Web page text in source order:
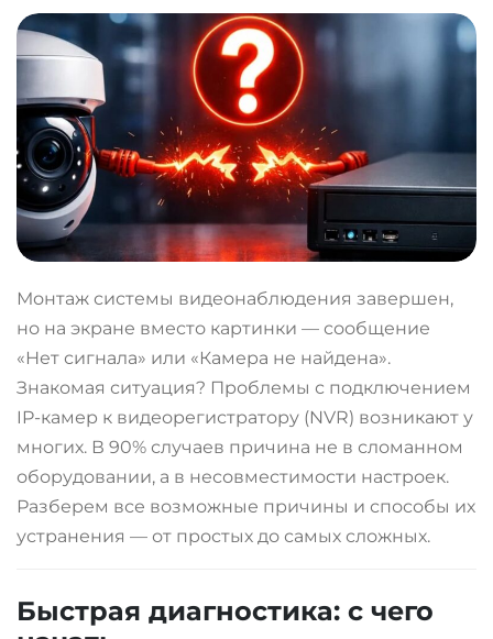
Монтаж системы видеонаблюдения завершен,
но на экране вместо картинки — сообщение
«Нет сигнала» или «Камера не найдена».
Знакомая ситуация? Проблемы с подключением
IP-камер к видеорегистратору (NVR) возникают у
многих. В 90% случаев причина не в сломанном
оборудовании, а в несовместимости настроек.
Разберем все возможные причины и способы их
устранения — от простых до самых сложных.
Быстрая диагностика: с чего